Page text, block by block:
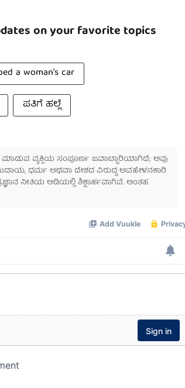
on your favorite topics
a woman's car
ಪತಿಗೆ ಹಲ್ಲೆ
ಮಾಡುವ ವ್ಯಕ್ತಿಯ ಸಂಪೂರ್ಣ ಜವಾಬ್ದಾರಿಯಾಗಿದೆ; ಅವು
ಧರ್ಮ ಅಥವಾ ದೇಶದ ವಿರುದ್ಧ ಅವಹೇಳನಕಾರಿ
ನೀತಿಯ ಅಡಿಯಲ್ಲಿ ಶಿಕ್ಷಾರ್ಹವಾಗಿವೆ. ಅಂತಹ